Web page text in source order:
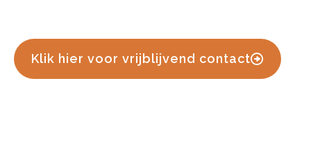
Klik hier voor vrijblijvend contact